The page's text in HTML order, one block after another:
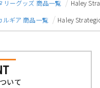
リーグッズ 商品一覧
Haley
ルギア 商品一覧 Haley
いて